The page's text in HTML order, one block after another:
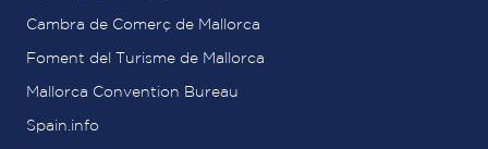
Cambra de Comerç de Mallorca
Foment del Turisme de Mallorca
Mallorca Convention Bureau
Spain.info